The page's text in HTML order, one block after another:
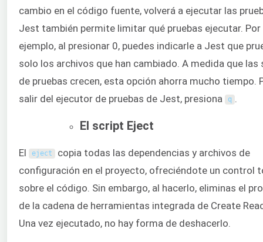
cambio en el código fuente, volverá a ejecutar las
Jest también permite limitar qué pruebas ejecutar. Por
ejemplo, al presionar 0, puedes indicarle a Jest que
solo los archivos que han cambiado. A medida que las
de pruebas crecen, esta opción ahorra mucho tiempo.
salir del ejecutor de pruebas de Jest, presiona
q .
El script Eject
El eject copia todas las dependencias y archivos de
configuración en el proyecto, ofreciéndote un control
sobre el código. Sin embargo, al hacerlo, eliminas el
de la cadena de herramientas integrada de Create
Una vez ejecutado, no hay forma de deshacerlo.